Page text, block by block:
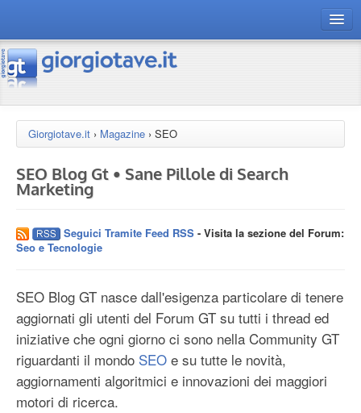
connect gt
risorse
Giorgiotave.it › Magazine › SEO
SEO Blog Gt • Sane Pillole di Search
Marketing
Seguici Tramite Feed RSS - Visita la sezione del Forum:
Seo e Tecnologie
SEO Blog GT nasce dall'esigenza particolare di tenere
aggiornati gli utenti del Forum GT su tutti i thread ed
iniziative che ogni giorno ci sono nella Community GT
riguardanti il mondo SEO e su tutte le novità,
aggiornamenti algoritmici e innovazioni dei maggiori
motori di ricerca.